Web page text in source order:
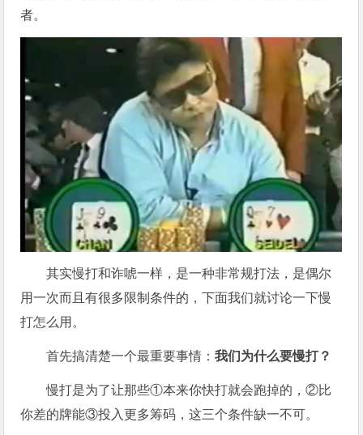
者。
其实慢打和诈唬一样，是一种非常规打法，是偶尔
用一次而且有很多限制条件的，下面我们就讨论一下慢
打怎么用。
首先搞清楚一个最重要事情：我们为什么要慢打？
慢打是为了让那些①本来你快打就会跑掉的，②比
你差的牌能③投入更多筹码，这三个条件缺一不可。